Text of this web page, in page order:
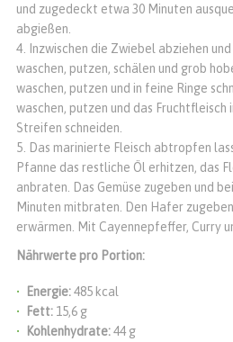
und zugedeckt etwa 30 Minuten
abgießen.
Inzwischen die Zwiebel abziehen
waschen, putzen, schälen und grob
waschen, putzen und in feine Ringe
waschen, putzen und das Fruchtfleisch
Streifen schneiden.
Das marinierte Fleisch abtropfen
Pfanne das restliche Öl erhitzen, das
anbraten. Das Gemüse zugeben und
Minuten mitbraten. Den Hafer
erwärmen. Mit Cayennepfeffer, Curry
Nährwerte pro Portion:
Energie:485 kcal
Fett: 15,6 g
Kohlenhydrate:44 g